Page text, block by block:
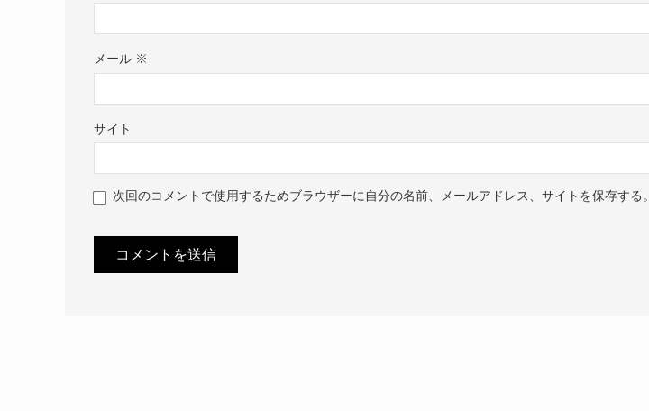
メール ※
サイト
次回のコメントで使用するためブラウザーに自分の名前、メールアドレス、サイトを保存する。